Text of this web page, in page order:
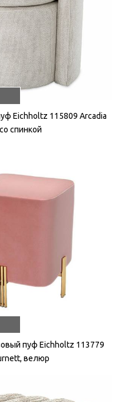
Eichholtz 115809 Arcadia
со спинкой
пуф Eichholtz 113779
велюр